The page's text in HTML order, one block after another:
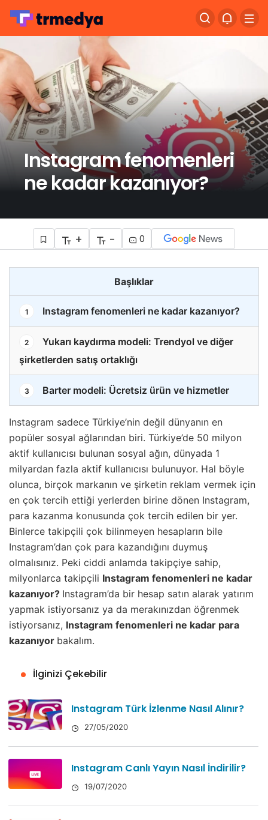
Instagram fenomenleri
ne kadar kazanıyor?
+ - 0
Başlıklar
1 Instagram fenomenleri ne kadar kazanıyor?
2
Yukarı kaydırma modeli: Trendyol ve diğer
şirketlerden satış ortaklığı
3 Barter modeli: Ücretsiz ürün ve hizmetler
Instagram sadece Türkiye’nin değil dünyanın en
popüler sosyal ağlarından biri. Türkiye’de 50 milyon
aktif kullanıcısı bulunan sosyal ağın, dünyada 1
milyardan fazla aktif kullanıcısı bulunuyor. Hal böyle
olunca, birçok markanın ve şirketin reklam vermek için
en çok tercih ettiği yerlerden birine dönen Instagram,
para kazanma konusunda çok tercih edilen bir yer.
Binlerce takipçili çok bilinmeyen hesapların bile
Instagram’dan çok para kazandığını duymuş
olmalısınız. Peki ciddi anlamda takipçiye sahip,
milyonlarca takipçili Instagram fenomenleri ne kadar
kazanıyor? Instagram’da bir hesap satın alarak yatırım
yapmak istiyorsanız ya da merakınızdan öğrenmek
istiyorsanız, Instagram fenomenleri ne kadar para
kazanıyor bakalım.
İlginizi Çekebilir
Instagram Türk İzlenme Nasıl Alınır?
27/05/2020
Instagram Canlı Yayın Nasıl İndirilir?
19/07/2020